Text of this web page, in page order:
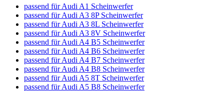
passend für Audi A1 Scheinwerfer
passend für Audi A3 8P Scheinwerfer
passend für Audi A3 8L Scheinwerfer
passend für Audi A3 8V Scheinwerfer
passend für Audi A4 B5 Scheinwerfer
passend für Audi A4 B6 Scheinwerfer
passend für Audi A4 B7 Scheinwerfer
passend für Audi A4 B8 Scheinwerfer
passend für Audi A5 8T Scheinwerfer
passend für Audi A5 B8 Scheinwerfer